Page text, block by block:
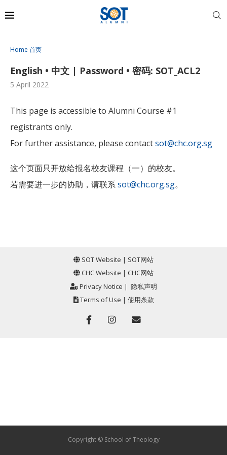
Home 首页
English • 中文 | Password • 密码: SOT_ACL2
5 April 2022
This page is accessible to Alumni Course #1
registrants only.
For further assistance, please contactsot@chc.org.sg
这个页面只开放给报名校友课程（一）的校友。
若需要进一步的协助，请联系sot@chc.org.sg。
SOT Website | SOT网站
CHC Website | CHC网站
Privacy Notice | 隐私声明
Terms of Use | 使用条款
Copyright © School of Theology